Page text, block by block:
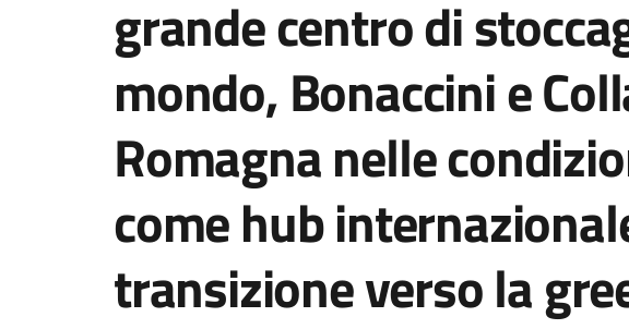
grande centro di
mondo, Bonaccini e
Romagna nelle
come hub
transizione verso la